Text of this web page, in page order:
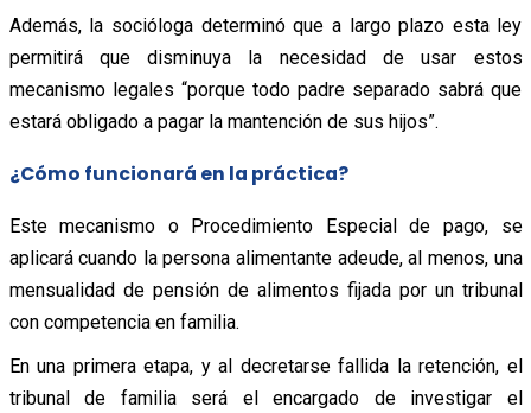
Además, la socióloga determinó que a largo plazo esta ley
permitirá que disminuya la necesidad de usar estos
mecanismo legales “porque todo padre separado sabrá que
estará obligado a pagar la mantención de sus hijos”.
¿Cómo funcionará en la práctica?
Este mecanismo o Procedimiento Especial de pago, se
aplicará cuando la persona alimentante adeude, al menos, una
mensualidad de pensión de alimentos fijada por un tribunal
con competencia en familia.
En una primera etapa, y al decretarse fallida la retención, el
tribunal de familia será el encargado de investigar el